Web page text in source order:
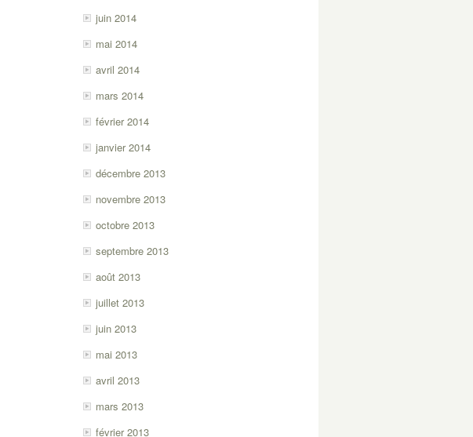
juin 2014
mai 2014
avril 2014
mars 2014
février 2014
janvier 2014
décembre 2013
novembre 2013
octobre 2013
septembre 2013
août 2013
juillet 2013
juin 2013
mai 2013
avril 2013
mars 2013
février 2013